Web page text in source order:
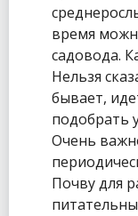
время
садовода.
Нельзя
бывает,
подобрать
Очень
Почву для